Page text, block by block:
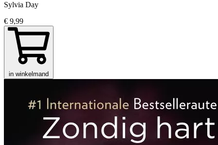
Sylvia Day
€ 9,99
in winkelmand